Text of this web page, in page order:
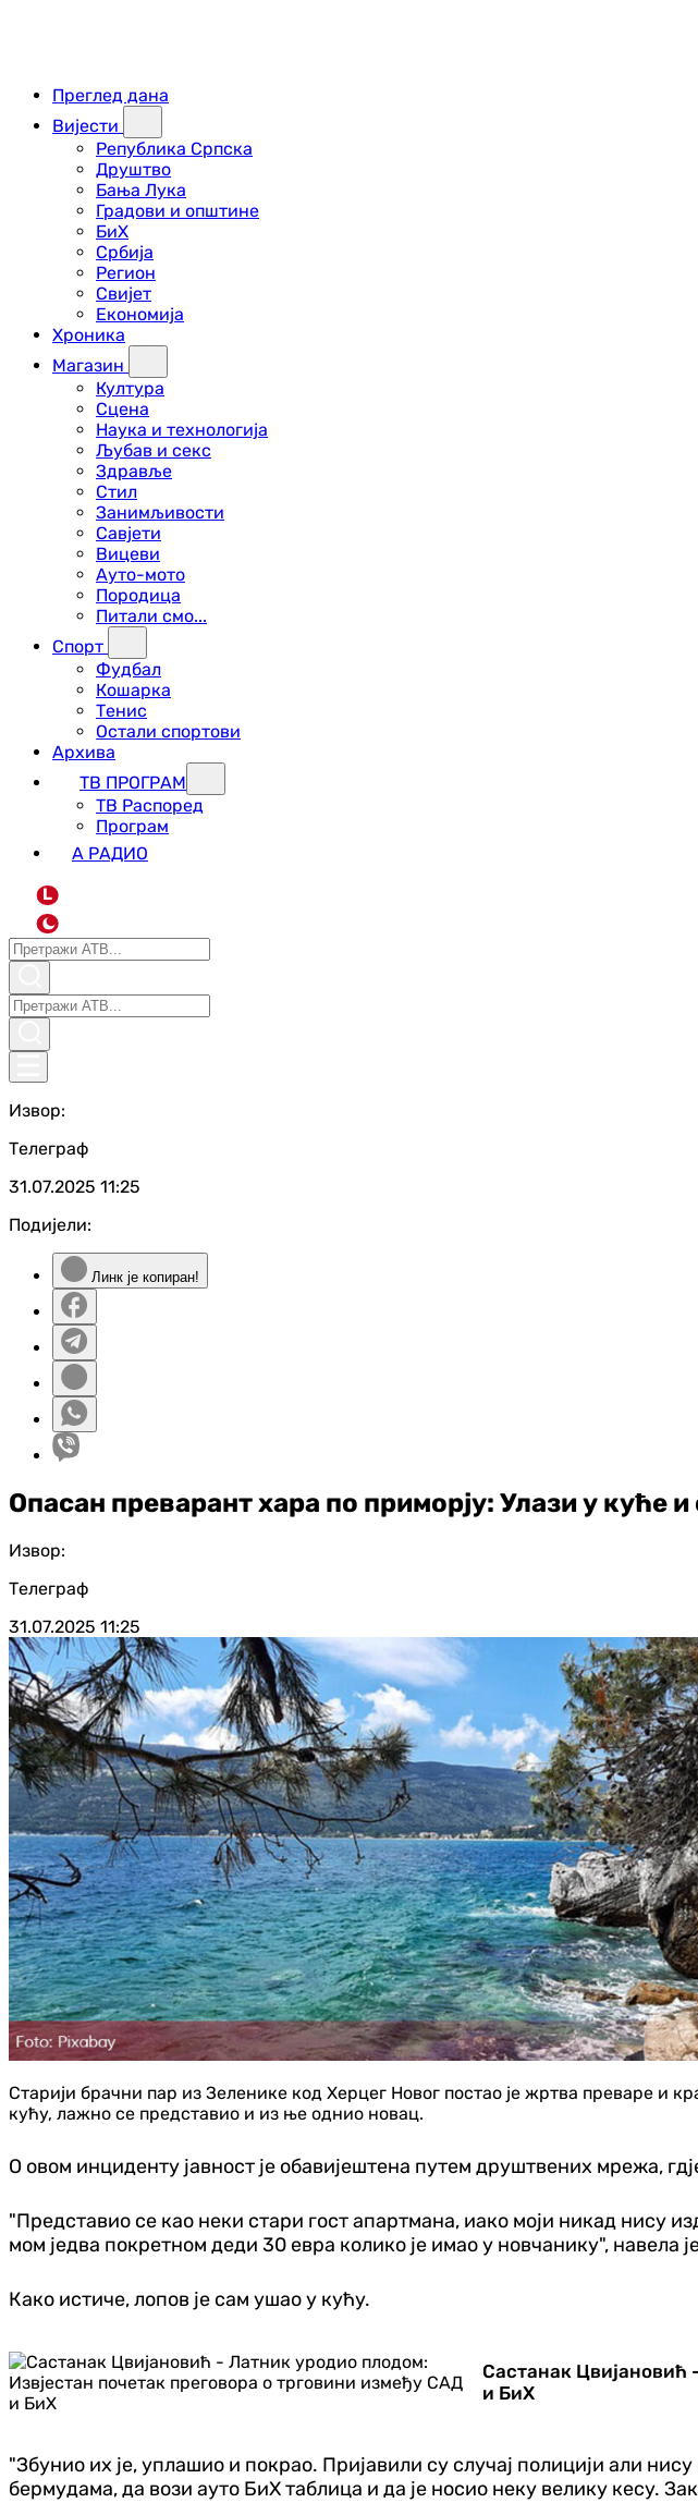
Преглед дана
Вијести
Република Српска
Друштво
Бања Лука
Градови и општине
БиХ
Србија
Регион
Свијет
Економија
Хроника
Магазин
Култура
Сцена
Наука и технологија
Љубав и секс
Здравље
Стил
Занимљивости
Савјети
Вицеви
Ауто-мото
Породица
Питали смо...
Спорт
Фудбал
Кошарка
Тенис
Остали спортови
Архива
ТВ ПРОГРАМ
ТВ Распоред
Програм
А РАДИО
L
Извор:
Телеграф
31.07.2025 11:25
Подијели:
Линк је копиран!
Опасан преварант хара по приморју: Улази у куће
Извор:
Телеграф
31.07.2025 11:25
Старији брачни пар из Зеленике код Херцег Новог постао је жртва преваре и
кућу, лажно се представио и из ње однио новац.
О овом инциденту јавност је обавијештена путем друштвених мрежа,
"Представио се као неки стари гост апартмана, иако моји никад нису
мом једва покретном деди 30 евра колико је имао у новчанику", навела
Како истиче, лопов је сам ушао у кућу.
Састанак Цвијановић
и БиХ
"Збунио их је, уплашио и покрао. Пријавили су случај полицији али
бермудама, да вози ауто БиХ таблица и да је носио неку велику кесу.